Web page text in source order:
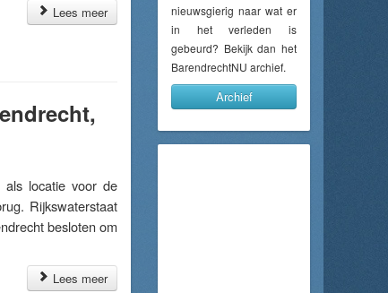
Lees meer
locatie voor de
Rijkswaterstaat
besloten om
Lees meer
nieuwsgierig naar wat er
in het verleden is
gebeurd? Bekijk dan het
BarendrechtNU archief.
Archief